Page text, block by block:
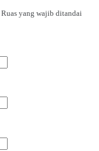
Ruas yang wajib ditandai